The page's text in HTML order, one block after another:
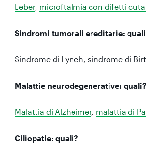
Leber, microftalmia con difetti
Sindromi tumorali ereditarie:
Sindrome di Lynch, sindrome di
Malattie neurodegenerative: quali?
Malattia di Alzheimer, malattia di
Ciliopatie: quali?